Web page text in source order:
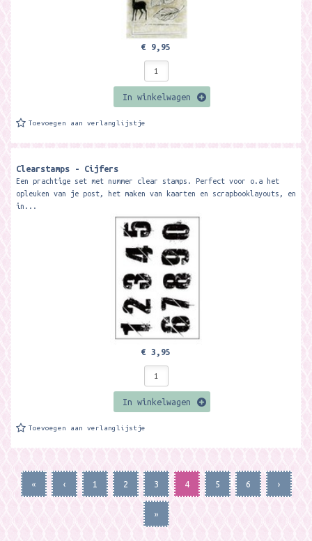
€ 9,95
In winkelwagen
Toevoegen aan verlanglijstje
Clearstamps - Cijfers
Een prachtige set met nummer clear stamps. Perfect voor o.a het
opleuken van je post, het maken van kaarten en scrapbooklayouts, en
in...
€ 3,95
In winkelwagen
Toevoegen aan verlanglijstje
« ‹ 1 2 3 4 5 6 ›
»